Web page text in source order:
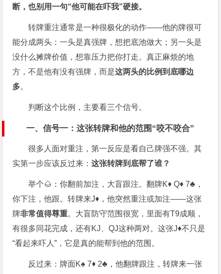
断，也别用一句“他可能在吓我”硬接。
转牌重注通常是一种很极化的动作——他的牌很可
能分成两头：一头是真强牌，想把底池做大；另一头是
没什么摊牌价值，想靠压力把你打走。真正麻烦的地
方，不是他有没有强牌，而是这两头的比例到底哪边
多。
判断这个比例，主要看三个信号。
一、信号一：这张转牌和他的范围“咬不咬合”
很多人面对重注，第一反应是看自己牌强不强。其
实第一步应该反过来：这张转牌到底帮了谁？
举个🌰：你翻前加注，大盲跟注。翻牌K♦ Q♦ 7♣，
你下注，他跟。转牌来J♦，他突然重注或加注——这张
牌非常值得尊重。大盲防守范围很宽，里面有T9成顺，
有很多同花完成，还有KJ、QJ这种两对。这张J♦不只是
“看起来吓人”，它是真的能帮到他的范围。
反过来：牌面K♠ 7♦ 2♣，他翻牌跟注，转牌来一张